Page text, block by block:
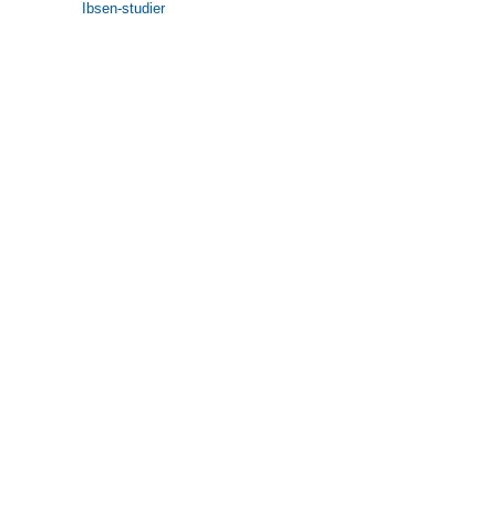
Ibsen-studier